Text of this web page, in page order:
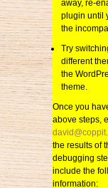
2006
「
away, re-
plugin until
the
Try
different
the
theme.
Once you
above steps,
the results of
debugging
include the
information: